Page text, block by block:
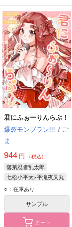
君にふぉーりんらぶ！
爆裂モンブラン!!! / ご
ま
944 円 （税込）
落第忍者乱太郎
七松小平太×平滝夜叉丸
七松小平太
平滝夜叉丸
○：在庫あり
サンプル
カート